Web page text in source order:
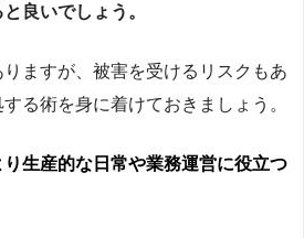
良いでしょう。
ますが、被害を受けるリスクもあ
る術を身に着けておきましょう。
生産的な日常や業務運営に役立つ